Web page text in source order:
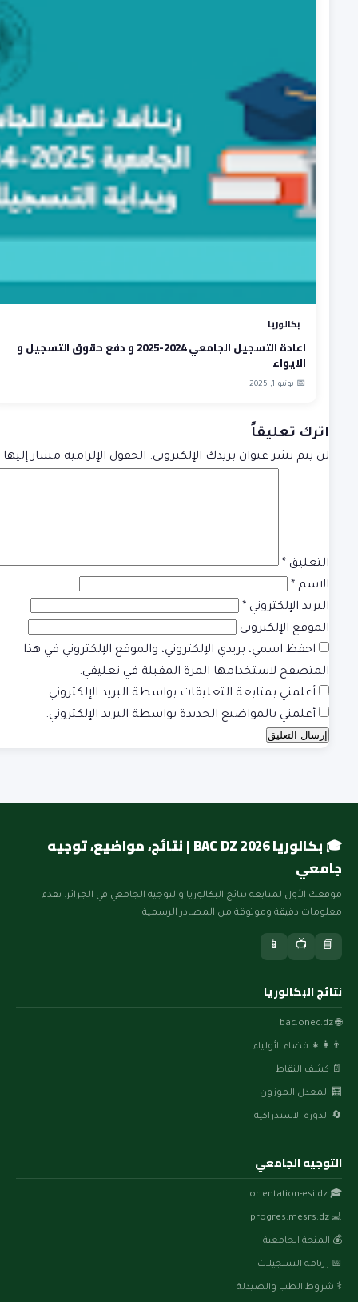
بكالوريا
اعادة التسجيل الجامعي 2024-2025 و دفع حقوق التسجيل و
الايواء
📅 يونيو 1, 2025
اترك تعليقاً
لن يتم نشر عنوان بريدك الإلكتروني. الحقول الإلزامية مشار إليها
التعليق *
الاسم *
البريد الإلكتروني *
الموقع الإلكتروني
احفظ اسمي، بريدي الإلكتروني، والموقع الإلكتروني في هذا
المتصفح لاستخدامها المرة المقبلة في تعليقي.
أعلمني بمتابعة التعليقات بواسطة البريد الإلكتروني.
أعلمني بالمواضيع الجديدة بواسطة البريد الإلكتروني.
🎓 بكالوريا BAC DZ 2026 | نتائج، مواضيع، توجيه
جامعي
موقعك الأول لمتابعة نتائج البكالوريا والتوجيه الجامعي في الجزائر. نقدم
معلومات دقيقة وموثوقة من المصادر الرسمية.
📘
📺
📱
نتائج البكالوريا
🌐 bac.onec.dz
👨‍👩‍👧 فضاء الأولياء
📄 كشف النقاط
🧮 المعدل الموزون
🔄 الدورة الاستدراكية
التوجيه الجامعي
🎓 orientation-esi.dz
💻 progres.mesrs.dz
💰 المنحة الجامعية
📅 رزنامة التسجيلات
⚕️ شروط الطب والصيدلة